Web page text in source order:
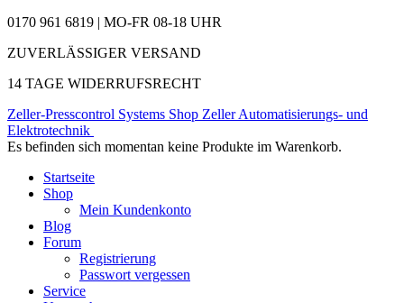
0170 961 6819 | MO-FR 08-18 UHR
ZUVERLÄSSIGER VERSAND
14 TAGE WIDERRUFSRECHT
Zeller-Presscontrol Systems Shop Zeller Automatisierungs- und
Elektrotechnik
Es befinden sich momentan keine Produkte im Warenkorb.
Startseite
Shop
Mein Kundenkonto
Blog
Forum
Registrierung
Passwort vergessen
Service